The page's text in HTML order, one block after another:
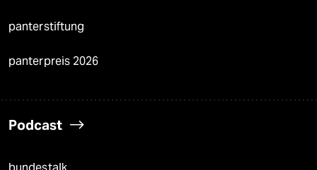
panterstiftung
panterpreis 2026
Podcast